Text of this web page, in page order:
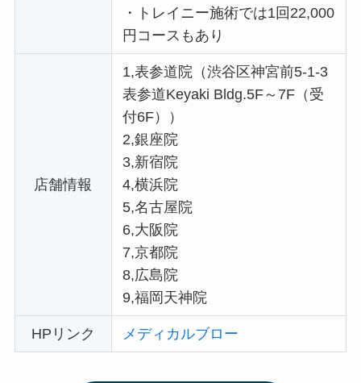
・
トレイニー施術では1回22,000
円コースもあり
店舗情報
1,表参道院（渋谷区神宮前5-1-3
表参道Keyaki Bldg.5F～7F（受
付6F））
2,銀座院
3,新宿院
4,横浜院
5,名古屋院
6,大阪院
7,京都院
8,広島院
9,福岡天神院
HPリンク メディカルブロー